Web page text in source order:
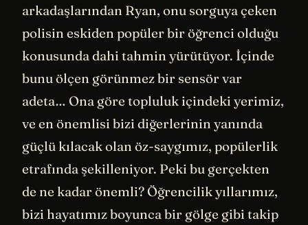
arkadaşlarından Ryan, onu sorguya çeken
polisin eskiden popüler bir öğrenci olduğu
konusunda dahi tahmin yürütüyor. İçinde
bunu ölçen görünmez bir sensör var
adeta… Ona göre topluluk içindeki yerimiz,
ve en önemlisi bizi diğerlerinin yanında
güçlü kılacak olan öz-saygımız, popülerlik
etrafında şekilleniyor. Peki bu gerçekten
de ne kadar önemli? Öğrencilik yıllarımız,
bizi hayatımız boyunca bir gölge gibi takip